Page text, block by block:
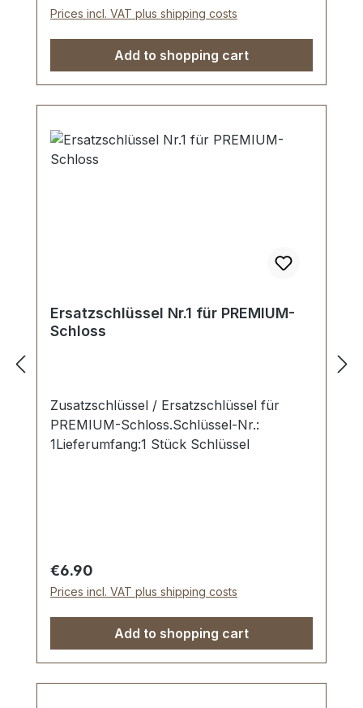
Prices incl. VAT plus shipping costs
Add to shopping cart
Ersatzschlüssel Nr.1 für PREMIUM-
Schloss
Zusatzschlüssel / Ersatzschlüssel für
PREMIUM-Schloss.Schlüssel-Nr.:
1Lieferumfang:1 Stück Schlüssel
Regular price:
€6.90
Prices incl. VAT plus shipping costs
Add to shopping cart